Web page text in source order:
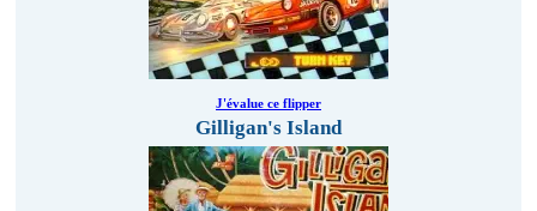
J'évalue ce flipper
Gilligan's Island